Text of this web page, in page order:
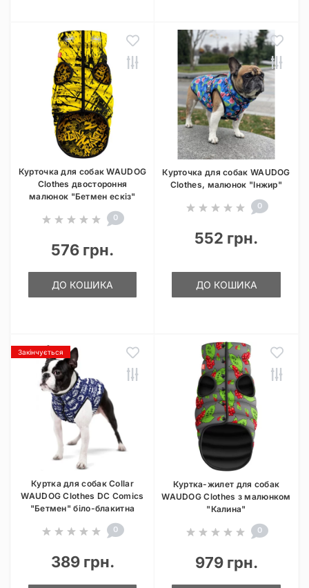
Курточка для собак WAUDOG
Clothes двостороння
малюнок "Бетмен ескіз"
0
576 грн.
ДО КОШИКА
Курточка для собак WAUDOG
Clothes, малюнок "Інжир"
0
552 грн.
ДО КОШИКА
Закінчується
Куртка для собак Collar
WAUDOG Clothes DC Comics
"Бетмен" біло-блакитна
0
389 грн.
Куртка-жилет для собак
WAUDOG Clothes з малюнком
"Калина"
0
979 грн.